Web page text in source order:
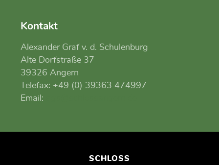
Kontakt
Alexander Graf v. d. Schulenburg
Alte Dorfstraße 37
39326 Angern
Telefax: ‭+49 (0) 39363 474997‬
Email:
SCHLOSS